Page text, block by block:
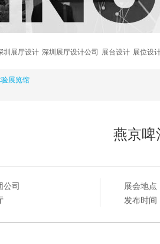
圳展厅设计 深圳展厅设计公司 展台设计 展位设
展览馆
燕京
公司
展会地点
发布时间